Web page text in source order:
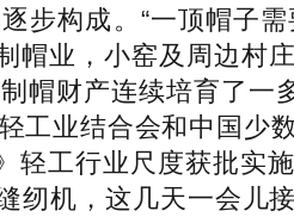
步构成。“一顶帽子需
帽业，小窑及周边村
财产连续培育了一
工业结合会和中国少
轻工行业尺度获批实
机，这几天一会儿